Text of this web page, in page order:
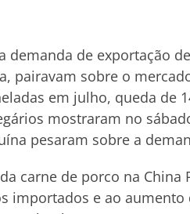
demanda de exportação
pairavam sobre o
em julho, queda de
mostraram no
pesaram sobre a
carne de porco na China
importados e ao